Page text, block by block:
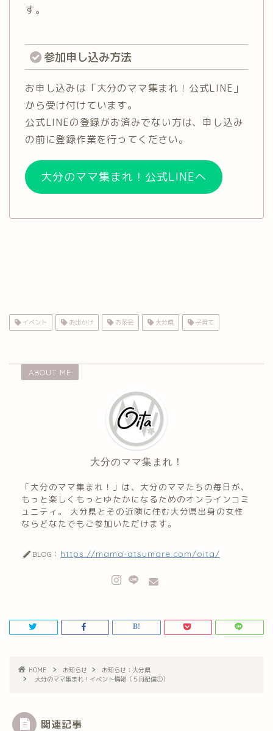
す。
参加申し込み方法
お申し込みは「大分のママ集まれ！公式LINE」
から受け付けています。
公式LINEの登録がお済みでない方は、申し込み
の前に登録作業を行ってください。
大分のママ集まれ！公式LINEへ
イベント お出かけ お茶会 大分県 子育て
ABOUT ME
大分のママ集まれ！
「大分のママ集まれ！」は、大分のママたちの毎日が、
もっと楽しくもっとゆたかになるためのオンラインコミ
ュニティ。 大分県とその近隣に住む大分県出身の女性
ならどなたでもご参加いただけます。
BLOG： https://mama-atsumare.com/oita/
HOME お知らせ
お知らせ：大分県
大分のママ集まれ！イベント情報（５月配信①）
関連記事